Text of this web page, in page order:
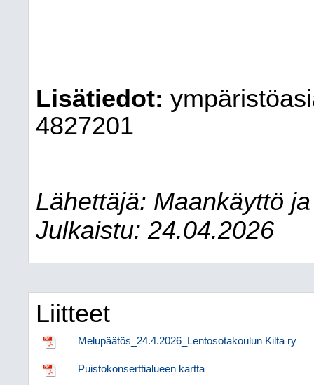
Lisätiedot:
4827201
Lähettäjä: Maankäyttö
Julkaistu: 24.04.2026
Liitteet
Melupäätös_24.4.2026_Lentosotakoulun Kilta ry
Puistokonserttialueen kartta